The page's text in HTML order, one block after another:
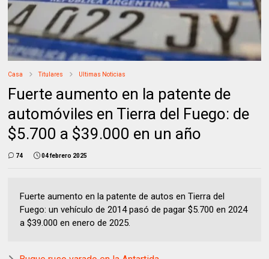
Casa Titulares Ultimas Noticias
Fuerte aumento en la patente de
automóviles en Tierra del Fuego: de
$5.700 a $39.000 en un año
74 04 febrero 2025
Fuerte aumento en la patente de autos en Tierra del
Fuego: un vehículo de 2014 pasó de pagar $5.700 en 2024
a $39.000 en enero de 2025.